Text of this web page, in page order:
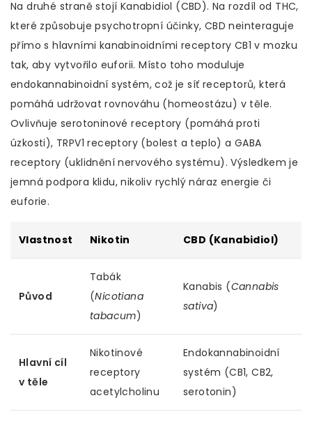
Na druhé straně stojí Kanabidiol (CBD). Na rozdíl od THC,
které způsobuje psychotropní účinky, CBD neinteraguje
přímo s hlavními kanabinoidními receptory CB1 v mozku
tak, aby vytvořilo euforii. Místo toho moduluje
endokannabinoidní systém, což je síť receptorů, která
pomáhá udržovat rovnováhu (homeostázu) v těle.
Ovlivňuje serotoninové receptory (pomáhá proti
úzkosti), TRPV1 receptory (bolest a teplo) a GABA
receptory (uklidnění nervového systému). Výsledkem je
jemná podpora klidu, nikoliv rychlý náraz energie či
euforie.
Vlastnost Nikotin CBD (Kanabidiol)
Původ
Tabák
(Nicotiana
tabacum)
Kanabis (Cannabis
sativa)
Hlavní cíl
v těle
Nikotinové
receptory
acetylcholinu
Endokannabinoidní
systém (CB1, CB2,
serotonin)